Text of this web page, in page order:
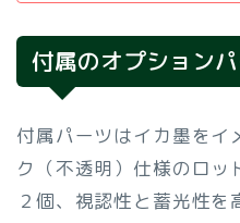
付属のオプション
付属パーツはイカ墨をイ
ク（不透明）仕様のロ
２個、視認性と蓄光性